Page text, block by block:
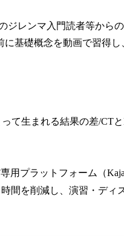
ジレンマ入門読者等から
に基礎概念を動画で習得
生まれる結果の差/CTと
プラットフォーム（
を削減し、演習・ディ